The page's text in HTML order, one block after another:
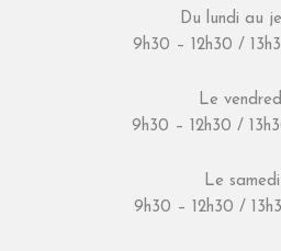
Du lundi au
9h30 – 12h30 /
Le
9h30 – 12h30 /
Le
9h30 – 12h30 /